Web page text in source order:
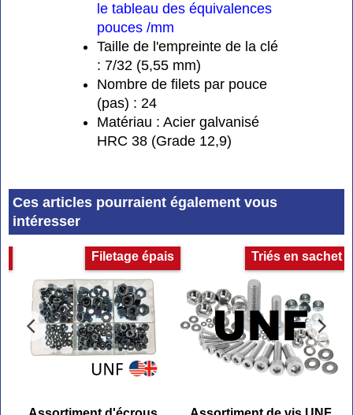
le tableau des équivalences
pouces /mm
Taille de l'empreinte de la clé
: 7/32 (5,55 mm)
Nombre de filets par pouce
(pas) : 24
Matériau : Acier galvanisé
HRC 38 (Grade 12,9)
Ces articles pourraient également vous
intéresser
Filetage épais Triés en sachet